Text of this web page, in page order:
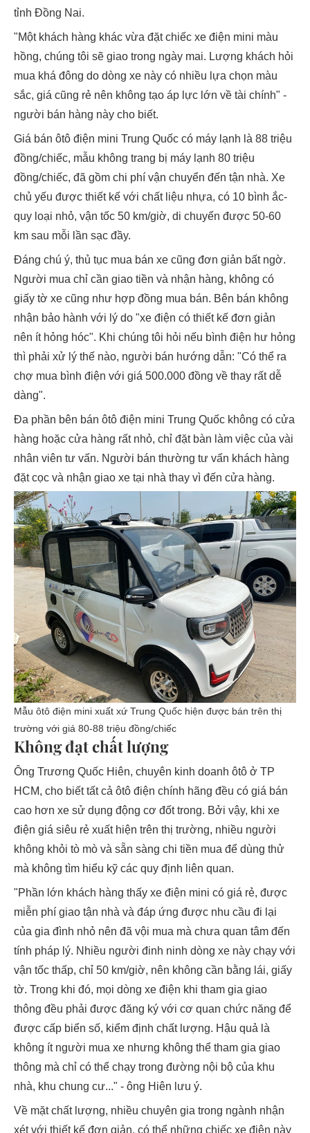
tỉnh Đồng Nai.
"Một khách hàng khác vừa đặt chiếc xe điện mini màu
hồng, chúng tôi sẽ giao trong ngày mai. Lượng khách hỏi
mua khá đông do dòng xe này có nhiều lựa chọn màu
sắc, giá cũng rẻ nên không tạo áp lực lớn về tài chính" -
người bán hàng này cho biết.
Giá bán ôtô điện mini Trung Quốc có máy lạnh là 88 triệu
đồng/chiếc, mẫu không trang bị máy lạnh 80 triệu
đồng/chiếc, đã gồm chi phí vận chuyển đến tận nhà. Xe
chủ yếu được thiết kế với chất liệu nhựa, có 10 bình ắc-
quy loại nhỏ, vận tốc 50 km/giờ, di chuyển được 50-60
km sau mỗi lần sạc đầy.
Đáng chú ý, thủ tục mua bán xe cũng đơn giản bất ngờ.
Người mua chỉ cần giao tiền và nhận hàng, không có
giấy tờ xe cũng như hợp đồng mua bán. Bên bán không
nhận bảo hành với lý do "xe điện có thiết kế đơn giản
nên ít hỏng hóc". Khi chúng tôi hỏi nếu bình điện hư hỏng
thì phải xử lý thế nào, người bán hướng dẫn: "Có thể ra
chợ mua bình điện với giá 500.000 đồng về thay rất dễ
dàng".
Đa phần bên bán ôtô điện mini Trung Quốc không có cửa
hàng hoặc cửa hàng rất nhỏ, chỉ đặt bàn làm việc của vài
nhân viên tư vấn. Người bán thường tư vấn khách hàng
đặt cọc và nhận giao xe tại nhà thay vì đến cửa hàng.
Mẫu ôtô điện mini xuất xứ Trung Quốc hiện được bán trên thị
trường với giá 80-88 triệu đồng/chiếc
Không đạt chất lượng
Ông Trương Quốc Hiên, chuyên kinh doanh ôtô ở TP
HCM, cho biết tất cả ôtô điện chính hãng đều có giá bán
cao hơn xe sử dụng động cơ đốt trong. Bởi vậy, khi xe
điện giá siêu rẻ xuất hiện trên thị trường, nhiều người
không khỏi tò mò và sẵn sàng chi tiền mua để dùng thử
mà không tìm hiểu kỹ các quy định liên quan.
"Phần lớn khách hàng thấy xe điện mini có giá rẻ, được
miễn phí giao tận nhà và đáp ứng được nhu cầu đi lại
của gia đình nhỏ nên đã vội mua mà chưa quan tâm đến
tính pháp lý. Nhiều người đinh ninh dòng xe này chạy với
vận tốc thấp, chỉ 50 km/giờ, nên không cần bằng lái, giấy
tờ. Trong khi đó, mọi dòng xe điện khi tham gia giao
thông đều phải được đăng ký với cơ quan chức năng để
được cấp biển số, kiểm định chất lượng. Hậu quả là
không ít người mua xe nhưng không thể tham gia giao
thông mà chỉ có thể chạy trong đường nội bộ của khu
nhà, khu chung cư..." - ông Hiên lưu ý.
Về mặt chất lượng, nhiều chuyên gia trong ngành nhận
xét với thiết kế đơn giản, có thể những chiếc xe điện này